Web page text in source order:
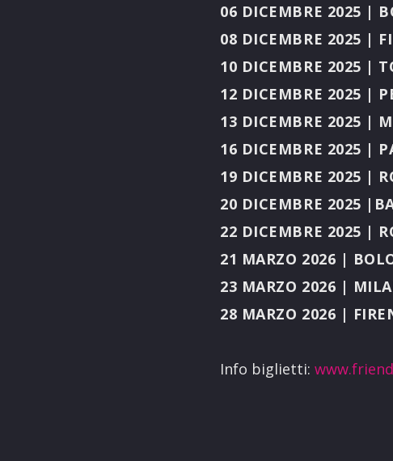
06 DICEMBRE 2025 |
08 DICEMBRE 2025 |
10 DICEMBRE 2025 |
12 DICEMBRE 2025 |
13 DICEMBRE 2025 |
16 DICEMBRE 2025 |
19 DICEMBRE 2025 |
20 DICEMBRE 2025
22 DICEMBRE 2025 |
21 MARZO 2026 |
23 MARZO 2026 |
28 MARZO 2026 |
Info biglietti: